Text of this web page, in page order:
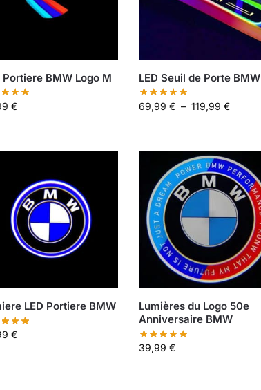
Portiere BMW Logo M
€
LED Seuil de Porte BMW
69,99€ – 119,99€
LED Portiere BMW
€
Lumières du Logo 50e
Anniversaire BMW
39,99€